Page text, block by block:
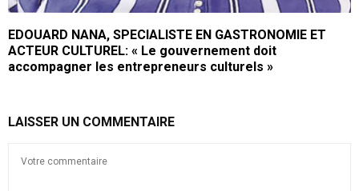
EDOUARD NANA, SPECIALISTE EN GASTRONOMIE ET
ACTEUR CULTUREL: « Le gouvernement doit
accompagner les entrepreneurs culturels »
LAISSER UN COMMENTAIRE